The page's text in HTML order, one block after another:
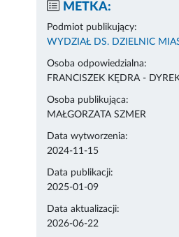
METKA:
Podmiot publikujący:
WYDZIAŁ DS. DZIELNIC
Osoba odpowiedzialna:
FRANCISZEK KĘDRA -
Osoba publikująca:
MAŁGORZATA SZMER
Data wytworzenia:
2024-11-15
Data publikacji:
2025-01-09
Data aktualizacji:
2026-06-22